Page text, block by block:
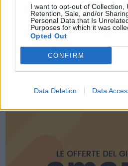
I want to opt-out of Collection,
Retention, Sale, and/or
Personal Data that Is
Purposes for which it was
Opted Out
CONFIRM
Data Deletion Data
LE MIGLIORI